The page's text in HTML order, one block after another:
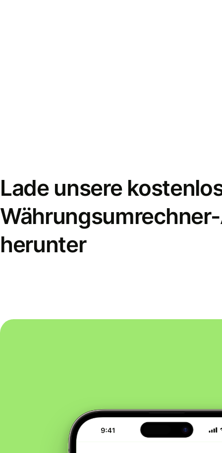
Lade unsere
herunter